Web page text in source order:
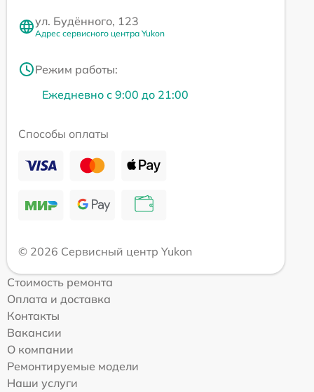
ул. Будённого, 123
Адрес сервисного центра Yukon
Режим работы:
Ежедневно с 9:00 до 21:00
Способы оплаты
© 2026 Сервисный центр Yukon
Стоимость ремонта
Оплата и доставка
Контакты
Вакансии
О компании
Ремонтируемые модели
Наши услуги